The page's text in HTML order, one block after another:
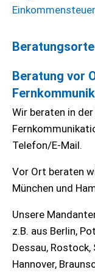
Einkommensteuer
Beratung vor
Wir beraten in
Telefon/E-Mail.
Vor Ort beraten
München und
Unsere
z.B. aus Berlin,
Dessau, Rostock,
Hannover,